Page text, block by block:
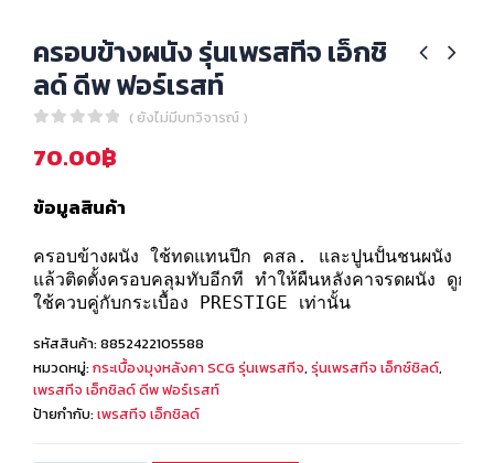
ครอบข้างผนัง รุ่นเพรสทีจ เอ็กชิ
ลด์ ดีพ ฟอร์เรสท์
( ยังไม่มีบทวิจารณ์ )
70.00฿
ข้อมูลสินค้า
ครอบข้างผนัง ใช้ทดแทนปีก คสล. และปูนปั้นชนผนัง ด้วยก
แล้วติดตั้งครอบคลุมทับอีกที ทำให้ผืนหลังคาจรดผนัง ดูกล
ใช้ควบคู่กับกระเบื้อง PRESTIGE เท่านั้น
รหัสสินค้า:8852422105588
หมวดหมู่:กระเบื้องมุงหลังคา SCG รุ่นเพรสทีจ, รุ่นเพรสทีจ เอ็กซ์ชิลด์,
เพรสทีจ เอ็กชิลด์ ดีพ ฟอร์เรสท์
ป้ายกำกับ:เพรสทีจ เอ็กชิลด์